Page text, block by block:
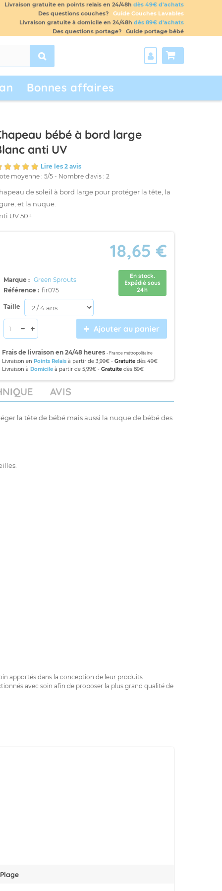
Livraison gratuite en points relais en 24/48h dès 49€ d'achats
Des questions couches?
Guide Couches Lavables
Livraison gratuite à domicile en 24/48h dès 89€ d'achats
Des questions portage?
Guide portage bébé
Bonnes affaires
bébé à bord large
anti UV
Lire les 2 avis
moyenne :5/5 - Nombre d'avis : 2
de soleil à bord large pour protéger la tête, la
et la nuque.
UV 50+
18,65 €
Marque : Green Sprouts
Référence : fir075
En stock.
Expédié sous
24h
Taille
Ajouter au panier
Frais de livraison en 24/48 heures - France métropolitaine
Livraison en Points Relaisà partir de 3,99€ - Gratuitedès 49€
Livraison à Domicileà partir de 5,99€ - Gratuitedès 89€
AVIS
la tête de bébé mais aussi la nuque de bébé des
apportés dans la conception de leur produits
avec soin afin de proposer la plus grand qualité de